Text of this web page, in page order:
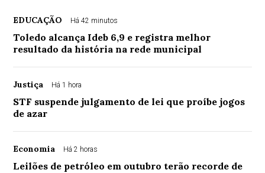
EDUCAÇÃO Há 42 minutos
Toledo alcança Ideb 6,9 e registra melhor
resultado da história na rede municipal
Justiça Há 1 hora
STF suspende julgamento de lei que proíbe jogos
de azar
Economia Há 2 horas
Leilões de petróleo em outubro terão recorde de